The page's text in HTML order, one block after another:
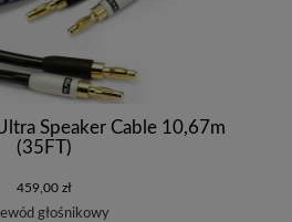
Speaker Cable 10,67m
(35FT)
459,00 zł
głośnikowy